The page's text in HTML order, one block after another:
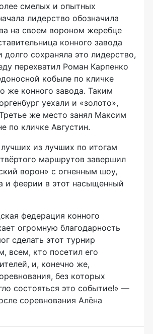
смелых и опытных
лидерство обозначила
на своем вороном жеребце
конного завода
долго сохраняла это лидерство,
перехватил Роман Карпенко
кобыле по кличке
же конного завода. Таким
уехали и «золото»,
же место занял Максим
по кличке Августин.
из лучших по итогам
маршрутов завершил
ворон» с огненным шоу,
и феерии в этот насыщенный
федерация конного
огромную благодарность
сделать этот турнир
всем, кто посетил его
и, конечно же,
без которых
состояться это событие!» —
соревнования Алёна